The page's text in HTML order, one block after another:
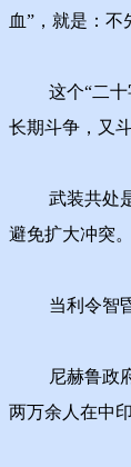
血”，就是：
这个“二十字
长期斗争，又
武装共处是
避免扩大冲突。
当利令智昏
尼赫鲁政府从
两万余人在中